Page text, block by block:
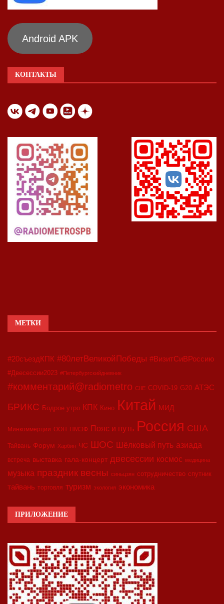
Android APK
КОНТАКТЫ
МЕТКИ
#20съездКПК #80летВеликойПобеды #ВизитСиВРоссию
#Двесессии2023 #Петербургскийдневник
#комментарий@radiometro CIIE COVID-19 G20 АТЭС
БРИКС Бодрое утро КПК Кино Китай МИД
Минкоммерции ООН ПМЭФ Пояс и путь Россия США
Тайвань Форум Харбин ЧС ШОС Шёлковый путь азиада
встреча выставка гала-концерт двесессии космос медицина
музыка праздник весны синьцзян сотрудничество спутник
тайвань торговля туризм экология экономика
ПРИЛОЖЕНИЕ